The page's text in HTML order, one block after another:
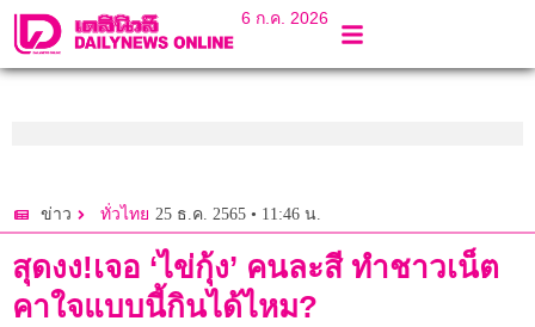
6 ก.ค. 2026
ข่าว ทั่วไทย 25 ธ.ค. 2565 • 11:46 น.
สุดงง!เจอ ‘ไข่กุ้ง’ คนละสี ทำชาวเน็ต
คาใจแบบนี้กินได้ไหม?